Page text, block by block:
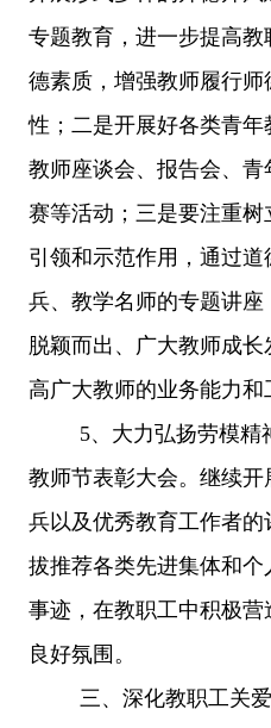
专题教育，进一步提高
德素质，增强教师履行
性；二是开展好各类青
教师座谈会、报告会、
赛等活动 ；三是要注重
引领和示范作用，通过
兵、教学名师的专题讲
脱颖而出、广大教师成
高广大教师的业务能力和
5、 大力弘扬劳模精
教师节表彰大会。继续开
兵以及优秀教育工作者的
拔推荐各类先进集体和个
事迹 ，在教职工中积极
良好氛围。
三、深化教职工关